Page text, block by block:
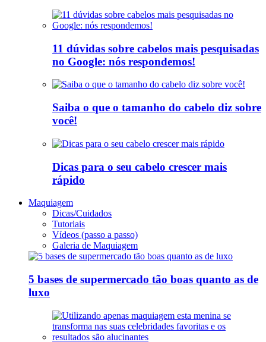
11 dúvidas sobre cabelos mais pesquisadas
no Google: nós respondemos!
Saiba o que o tamanho do cabelo diz sobre
você!
Dicas para o seu cabelo crescer mais
rápido
Maquiagem
Dicas/Cuidados
Tutoriais
Vídeos (passo a passo)
Galeria de Maquiagem
5 bases de supermercado tão boas quanto as de
luxo